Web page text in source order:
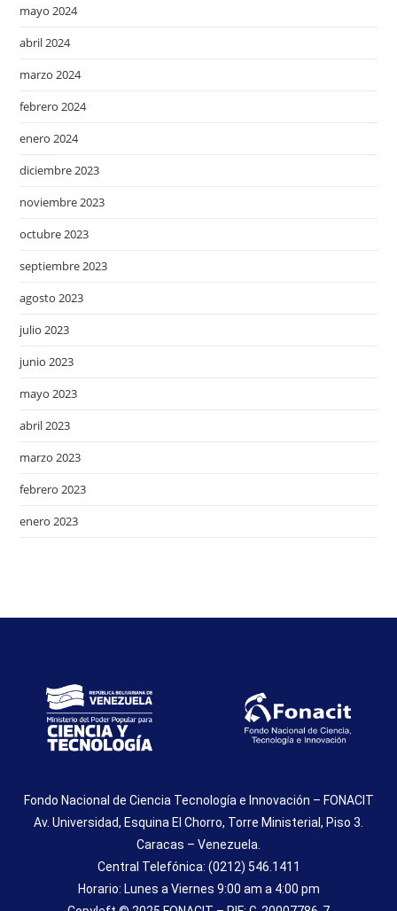
mayo 2024
abril 2024
marzo 2024
febrero 2024
enero 2024
diciembre 2023
noviembre 2023
octubre 2023
septiembre 2023
agosto 2023
julio 2023
junio 2023
mayo 2023
abril 2023
marzo 2023
febrero 2023
enero 2023
Fondo Nacional de Ciencia Tecnología e Innovación – FONACIT
Av. Universidad, Esquina El Chorro, Torre Ministerial, Piso 3.
Caracas – Venezuela.
Central Telefónica: (0212) 546.1411
Horario: Lunes a Viernes 9:00 am a 4:00 pm